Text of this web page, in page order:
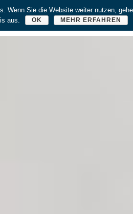
Wenn Sie die Website weiter nutzen,
aus.
OK MEHR ERFAHREN